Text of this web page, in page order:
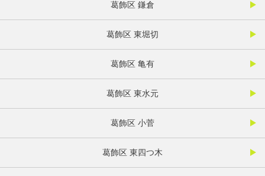
葛飾区 鎌倉
葛飾区 東堀切
葛飾区 亀有
葛飾区 東水元
葛飾区 小菅
葛飾区 東四つ木